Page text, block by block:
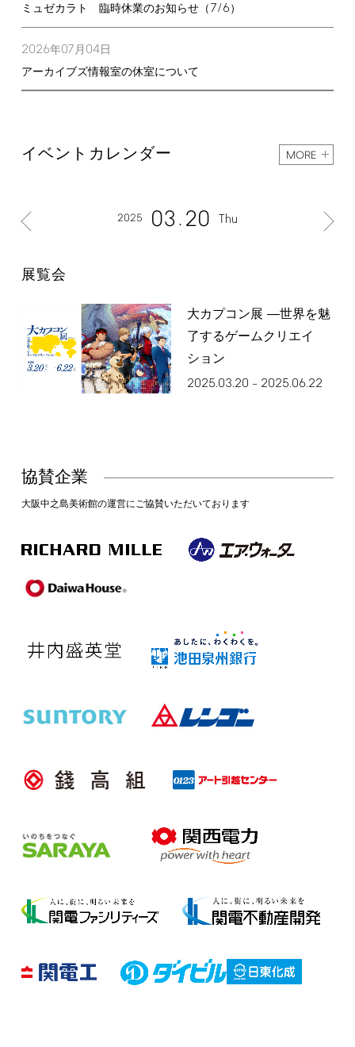
ミュゼカラト 臨時休業のお知らせ（7/6）
2026年07月 04日
アーカイブズ情報室の休室について
イベントカレンダー MORE
2025 03 20 Thu
展覧会
大カプコン展 ―世界を魅
了するゲームクリエイ
ション
2025.03.20 – 2025.06.22
協賛企業
大阪中之島美術館の運営にご協賛いただいております